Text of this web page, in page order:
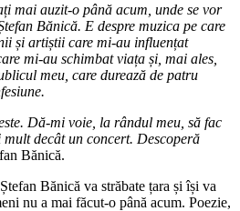
mai auzit-o până acum, unde se vor
Bănică. E despre muzica pe care
și artiștii care mi-au influențat
mi-au schimbat viața și, mai ales,
meu, care durează de patru
Dă-mi voie, la rândul meu, să fac
decât un concert. Descoperă
Bănică.
Bănică va străbate țara și își va
nu a mai făcut-o până acum. Poezie,